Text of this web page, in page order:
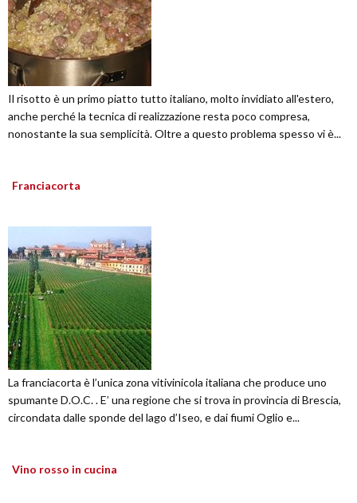
Il risotto è un primo piatto tutto italiano, molto invidiato all'estero,
anche perché la tecnica di realizzazione resta poco compresa,
nonostante la sua semplicità. Oltre a questo problema spesso vi è...
Franciacorta
La franciacorta è l’unica zona vitivinicola italiana che produce uno
spumante D.O.C. . E’ una regione che si trova in provincia di Brescia,
circondata dalle sponde del lago d’Iseo, e dai fiumi Oglio e...
Vino rosso in cucina